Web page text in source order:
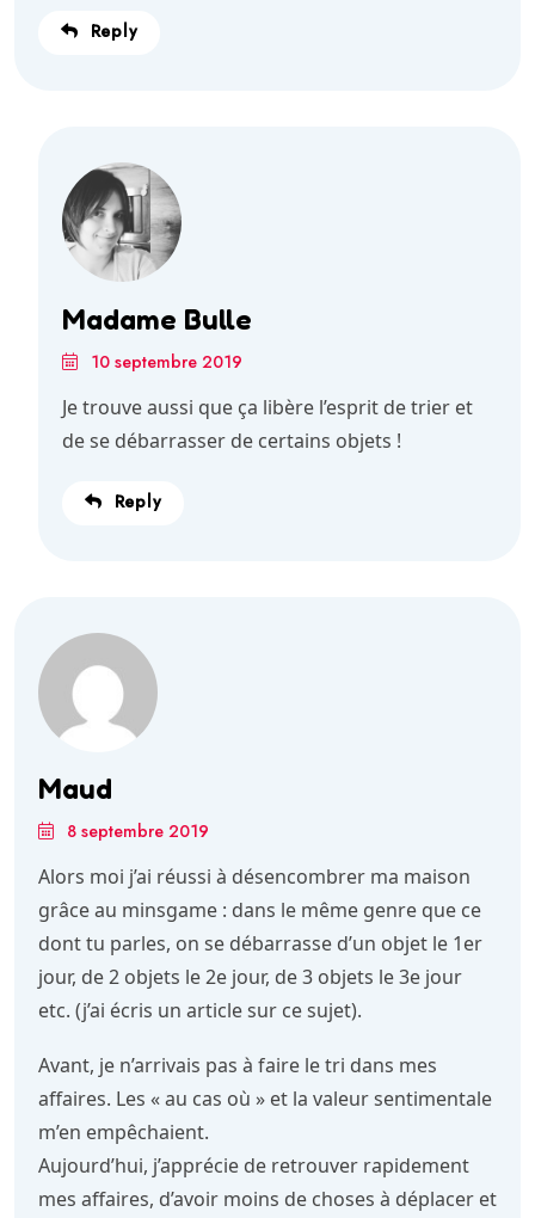
Reply
Madame Bulle
10 septembre 2019
Je trouve aussi que ça libère l’esprit de trier et
de se débarrasser de certains objets !
Reply
Maud
8 septembre 2019
Alors moi j’ai réussi à désencombrer ma maison
grâce au minsgame : dans le même genre que ce
dont tu parles, on se débarrasse d’un objet le 1er
jour, de 2 objets le 2e jour, de 3 objets le 3e jour
etc. (j’ai écris un article sur ce sujet).
Avant, je n’arrivais pas à faire le tri dans mes
affaires. Les « au cas où » et la valeur sentimentale
m’en empêchaient.
Aujourd’hui, j’apprécie de retrouver rapidement
mes affaires, d’avoir moins de choses à déplacer et